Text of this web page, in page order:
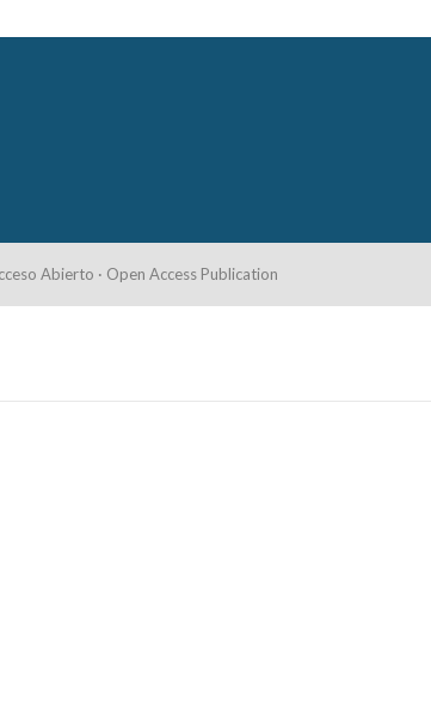
Abierto · Open Access Publication